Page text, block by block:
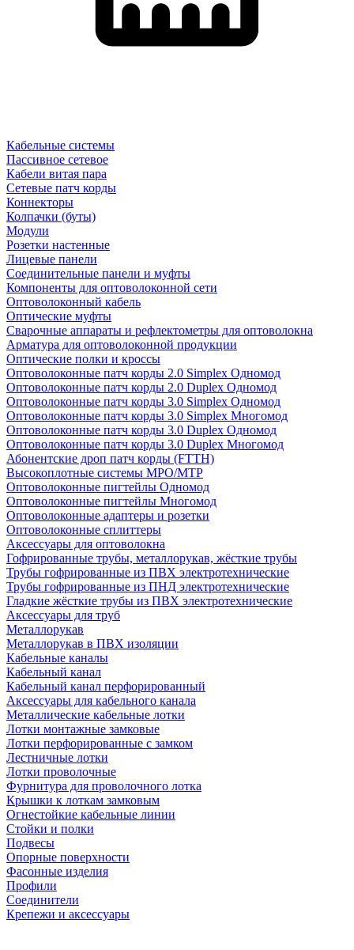
Кабельные системы
Пассивное сетевое
Кабели витая пара
Сетевые патч корды
Коннекторы
Колпачки (буты)
Модули
Розетки настенные
Лицевые панели
Соединительные панели и муфты
Компоненты для оптоволоконной сети
Оптоволоконный кабель
Оптические муфты
Сварочные аппараты и рефлектометры для оптоволокна
Арматура для оптоволоконной продукции
Оптические полки и кроссы
Оптоволоконные патч корды 2.0 Simplex Одномод
Оптоволоконные патч корды 2.0 Duplex Одномод
Оптоволоконные патч корды 3.0 Simplex Одномод
Оптоволоконные патч корды 3.0 Simplex Многомод
Оптоволоконные патч корды 3.0 Duplex Одномод
Оптоволоконные патч корды 3.0 Duplex Многомод
Абонентские дроп патч корды (FTTH)
Высокоплотные системы MPO/MTP
Оптоволоконные пигтейлы Одномод
Оптоволоконные пигтейлы Многомод
Оптоволоконные адаптеры и розетки
Оптоволоконные сплиттеры
Аксессуары для оптоволокна
Гофрированные трубы, металлорукав, жёсткие трубы
Трубы гофрированные из ПВХ электротехнические
Трубы гофрированные из ПНД электротехнические
Гладкие жёсткие трубы из ПВХ электротехнические
Аксессуары для труб
Металлорукав
Металлорукав в ПВХ изоляции
Кабельные каналы
Кабельный канал
Кабельный канал перфорированный
Аксессуары для кабельного канала
Металлические кабельные лотки
Лотки монтажные замковые
Лотки перфорированные с замком
Лестничные лотки
Лотки проволочные
Фурнитура для проволочного лотка
Крышки к лоткам замковым
Огнестойкие кабельные линии
Стойки и полки
Подвесы
Опорные поверхности
Фасонные изделия
Профили
Соединители
Крепежи и аксессуары